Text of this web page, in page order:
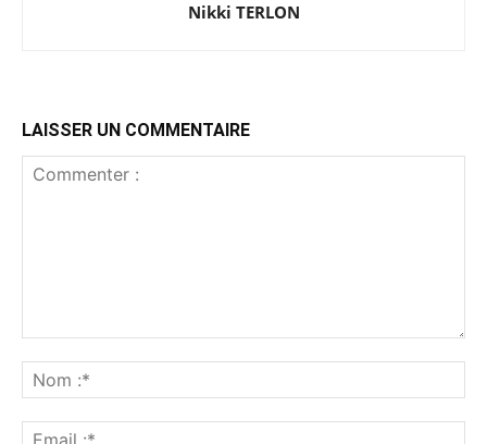
Nikki TERLON
LAISSER UN COMMENTAIRE